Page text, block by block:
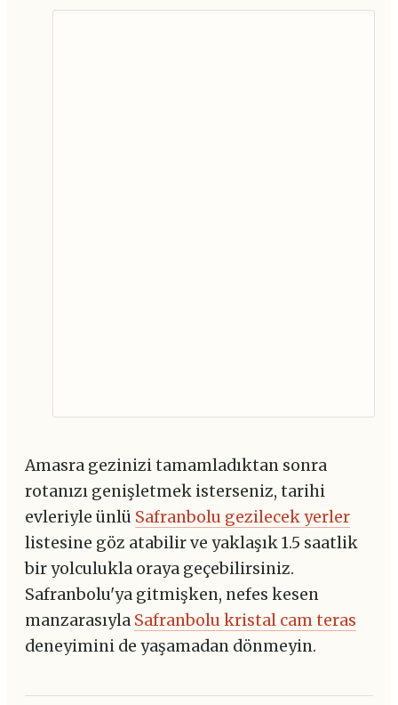
Amasra gezinizi tamamladıktan sonra
rotanızı genişletmek isterseniz, tarihi
evleriyle ünlü Safranbolu gezilecek yerler
listesine göz atabilir ve yaklaşık 1.5 saatlik
bir yolculukla oraya geçebilirsiniz.
Safranbolu'ya gitmişken, nefes kesen
manzarasıyla Safranbolu kristal cam teras
deneyimini de yaşamadan dönmeyin.